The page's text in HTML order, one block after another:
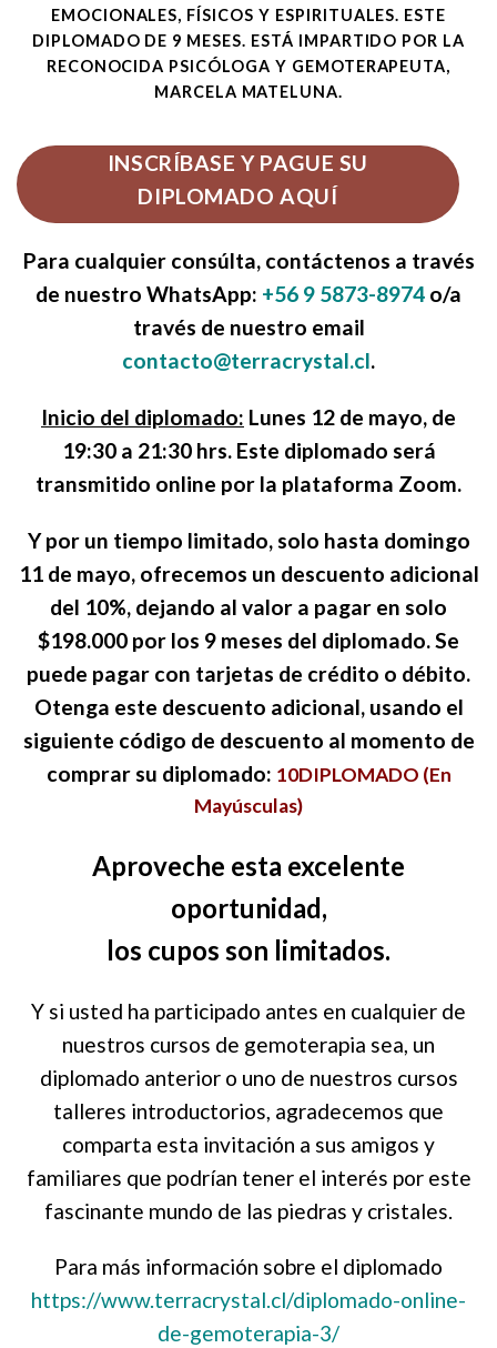
EMOCIONALES, FÍSICOS Y ESPIRITUALES. ESTE
DIPLOMADO DE 9 MESES. ESTÁ IMPARTIDO POR LA
RECONOCIDA PSICÓLOGA Y GEMOTERAPEUTA,
MARCELA MATELUNA.
INSCRÍBASE Y PAGUE SU
DIPLOMADO AQUÍ
Para cualquier consúlta, contáctenos a través
de nuestro WhatsApp: +56 9 5873-8974 o/a
través de nuestro email
contacto@terracrystal.cl.
Inicio del diplomado: Lunes 12 de mayo, de
19:30 a 21:30 hrs. Este diplomado será
transmitido online por la plataforma Zoom.
Y por un tiempo limitado, solo hasta domingo
11 de mayo, ofrecemos un descuento adicional
del 10%, dejando al valor a pagar en solo
$198.000 por los 9 meses del diplomado. Se
puede pagar con tarjetas de crédito o débito.
Otenga este descuento adicional, usando el
siguiente código de descuento al momento de
comprar su diplomado: 10DIPLOMADO (En
Mayúsculas)
Aproveche esta excelente
oportunidad,
los cupos son limitados.
Y si usted ha participado antes en cualquier de
nuestros cursos de gemoterapia sea, un
diplomado anterior o uno de nuestros cursos
talleres introductorios, agradecemos que
comparta esta invitación a sus amigos y
familiares que podrían tener el interés por este
fascinante mundo de las piedras y cristales.
Para más información sobre el diplomado
https://www.terracrystal.cl/diplomado-online-
de-gemoterapia-3/